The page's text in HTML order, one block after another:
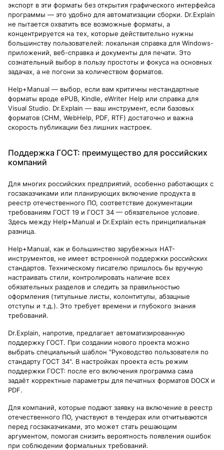
экспорт в эти форматы без открытия графического интерфейса
программы — это удобно для автоматизации сборки. Dr.Explain
не пытается охватить все возможные форматы, а
концентрируется на тех, которые действительно нужны
большинству пользователей: локальная справка для Windows-
приложений, веб-справка и документы для печати. Это
сознательный выбор в пользу простоты и фокуса на основных
задачах, а не погони за количеством форматов.
Help+Manual — выбор, если вам критичны нестандартные
форматы вроде ePUB, Kindle, eWriter Help или справка для
Visual Studio. Dr.Explain — ваш инструмент, если базовых
форматов (CHM, WebHelp, PDF, RTF) достаточно и важна
скорость публикации без лишних настроек.
Поддержка ГОСТ: преимущество для российских
компаний
Для многих российских предприятий, особенно работающих с
госзаказчиками или планирующих включение продукта в
реестр отечественного ПО, соответствие документации
требованиям ГОСТ 19 и ГОСТ 34 — обязательное условие.
Здесь между Help+Manual и Dr.Explain есть принципиальная
разница.
Help+Manual, как и большинство зарубежных HAT-
инструментов, не имеет встроенной поддержки российских
стандартов. Техническому писателю пришлось бы вручную
настраивать стили, контролировать наличие всех
обязательных разделов и следить за правильностью
оформления (титульные листы, колонтитулы, абзацные
отступы и т.д.). Это требует времени и глубокого знания
требований.
Dr.Explain, напротив, предлагает автоматизированную
поддержку ГОСТ. При создании нового проекта можно
выбрать специальный шаблон "Руководство пользователя по
стандарту ГОСТ 34". В настройках проекта есть режим
поддержки ГОСТ: после его включения программа сама
задаёт корректные параметры для печатных форматов DOCX и
PDF.
Для компаний, которые подают заявку на включение в реестр
отечественного ПО, участвуют в тендерах или отчитываются
перед госзаказчиками, это может стать решающим
аргументом, помогая снизить вероятность появления ошибок
при соблюдении формальных требований.